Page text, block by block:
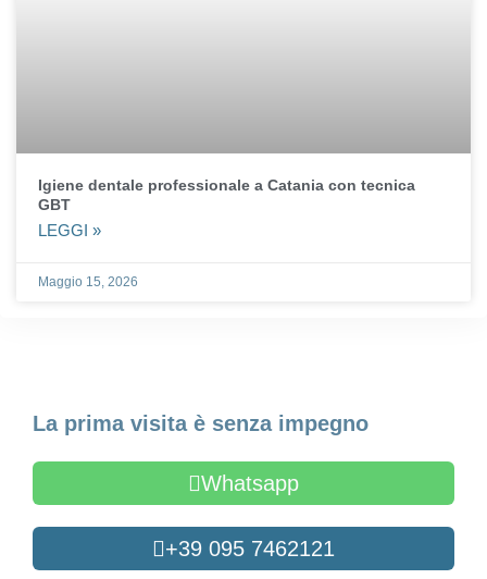
Igiene dentale professionale a Catania con tecnica
GBT
LEGGI »
Maggio 15, 2026
La prima visita è senza impegno
Whatsapp
+39 095 7462121